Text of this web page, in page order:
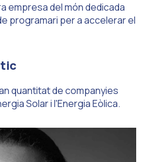
empresa del món dedicada
programari per a accelerar el
quantitat de companyies
Solar i l'Energia Eòlica.